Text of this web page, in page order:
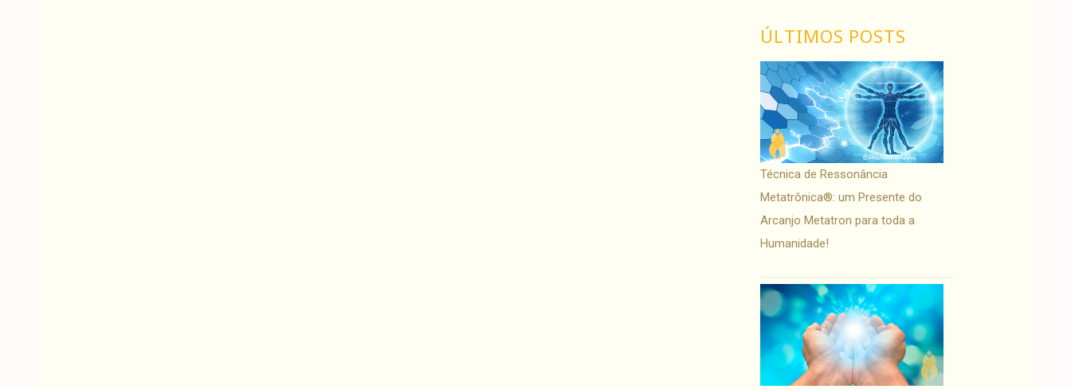
ÚLTIMOS POSTS
Técnica de Ressonância
Metatrônica®: um Presente do
Arcanjo Metatron para toda a
Humanidade!